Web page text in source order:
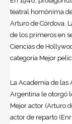
teatral homónima
Arturo de Córdova.
de los primeros en
Ciencias de
categoría Mejor
La Academia de las
Argentina le otorgó
Mejor actor (Arturo
actor de reparto